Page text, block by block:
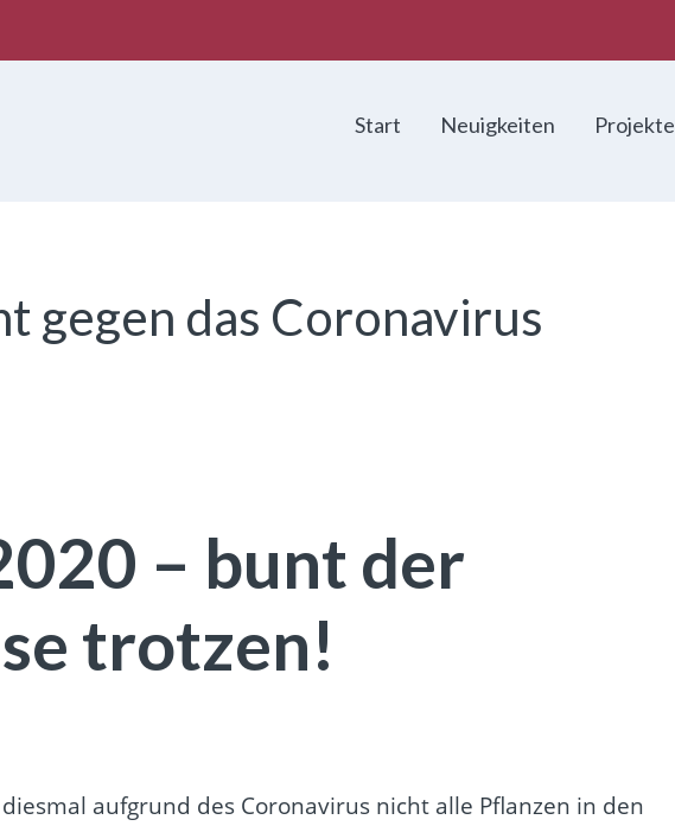
Start Neuigkeiten Projekte
gegen das Coronavirus
– bunt der
trotzen!
aufgrund des Coronavirus nicht alle Pflanzen in den